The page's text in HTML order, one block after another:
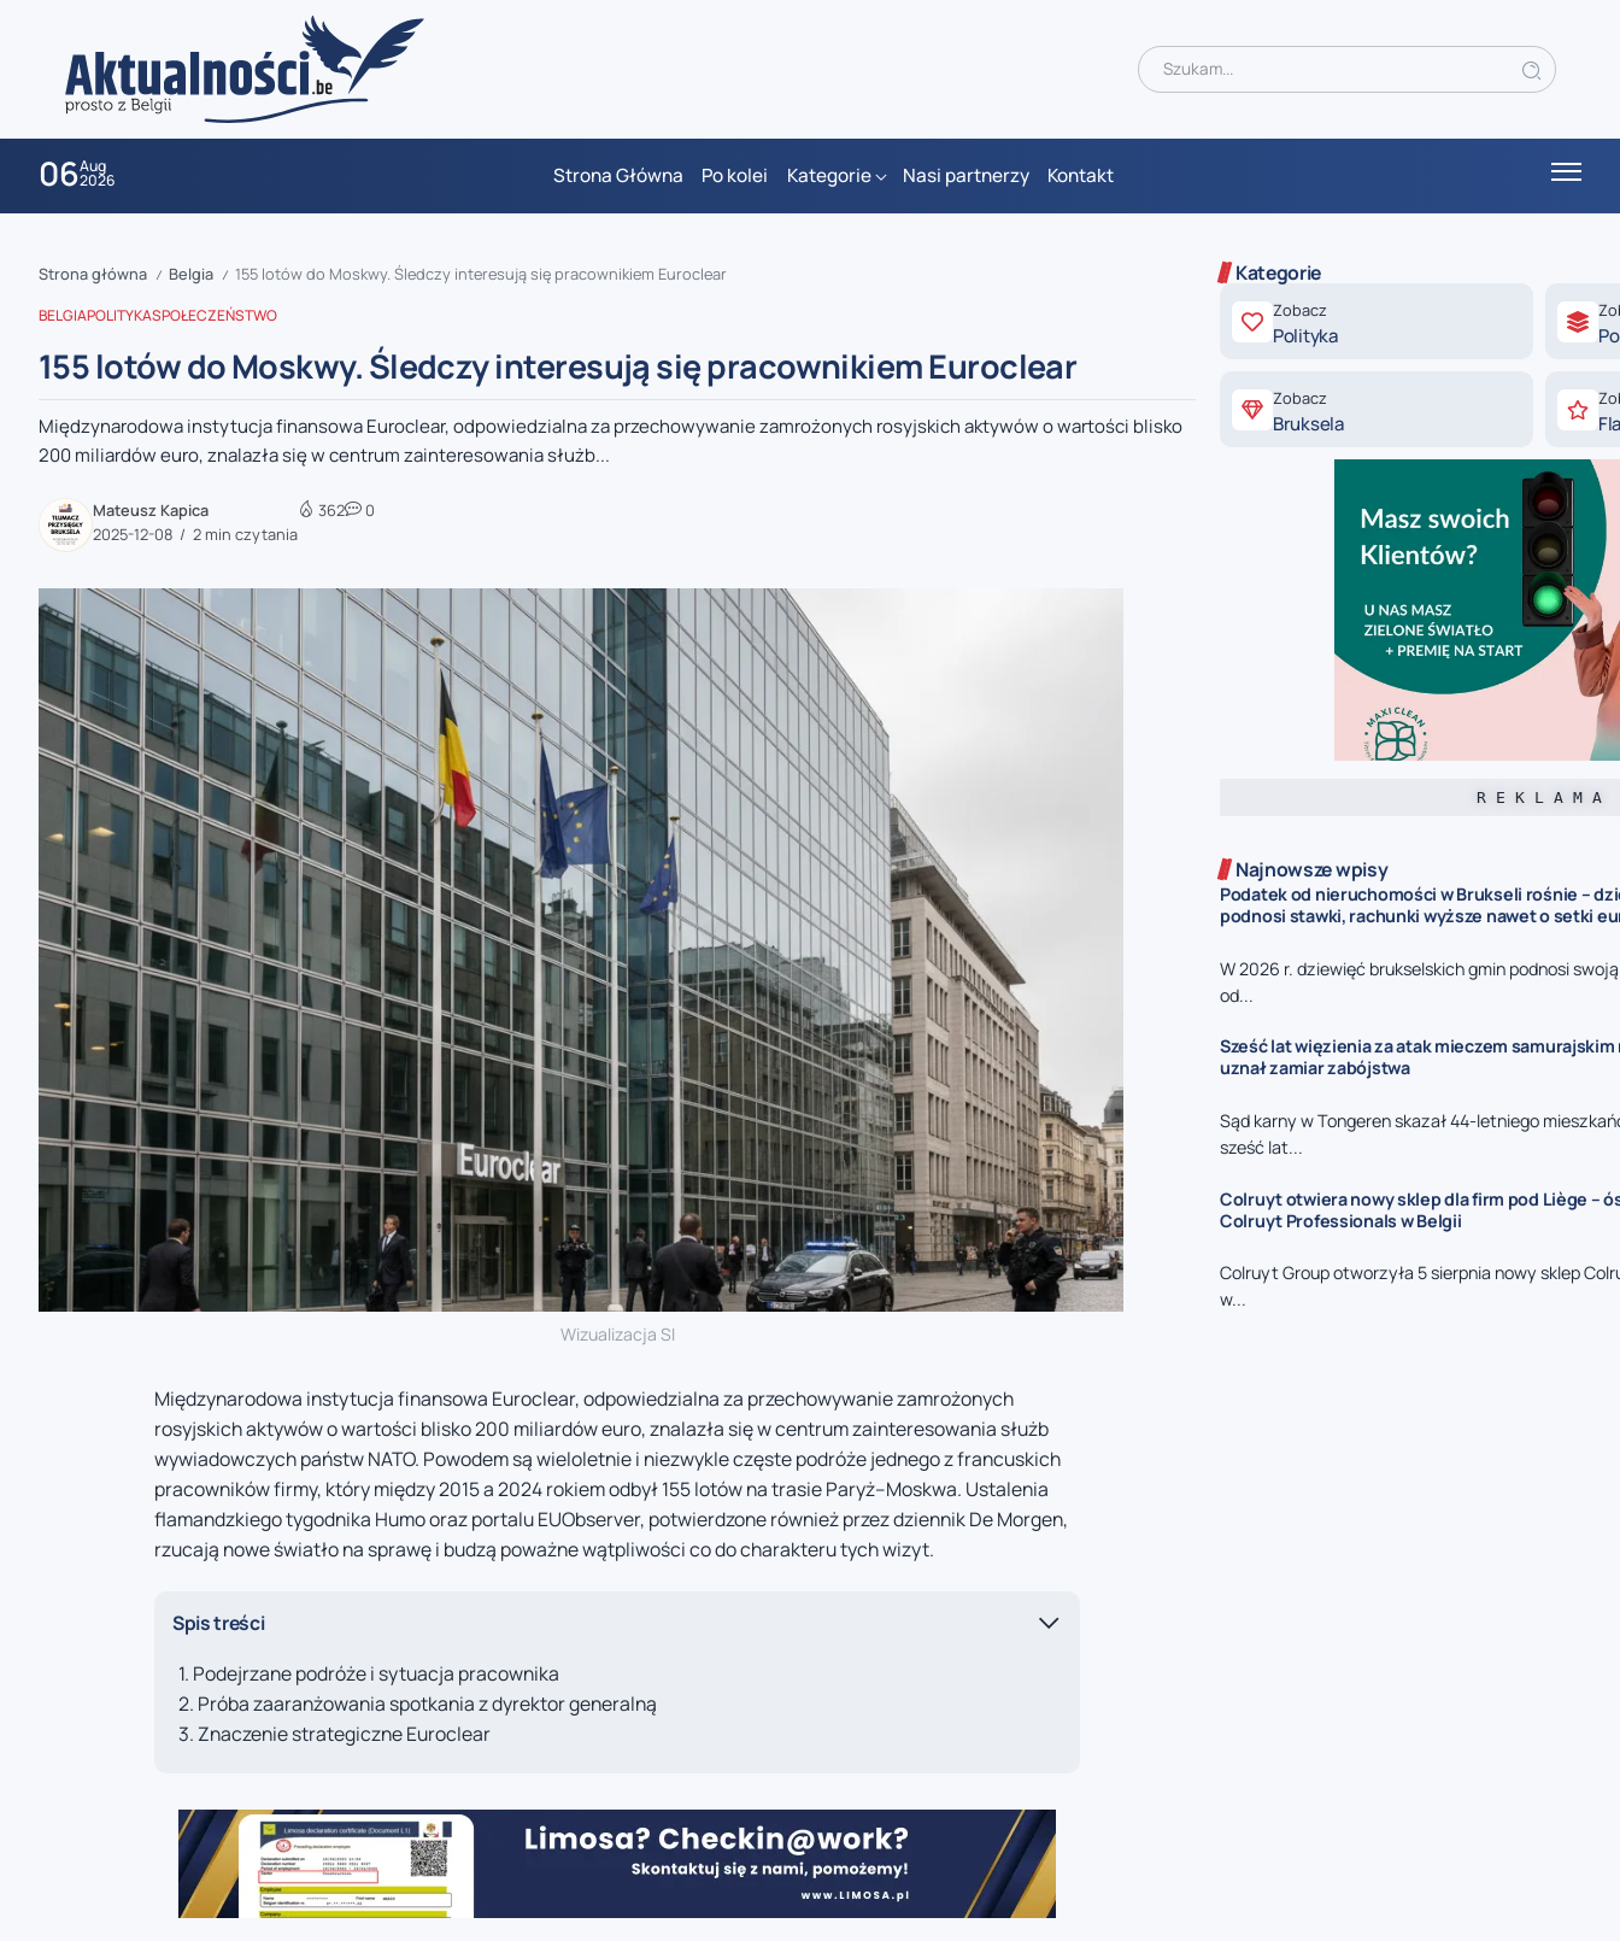
06Aug
2026 Strona Główna Po kolei Kategorie Nasi partnerzy Kontakt
zaobserwuj nas
zaobserwuj nas
zaobserwuj nas
zaobserwuj nas
zaobserwuj nas
Strona główna / Belgia / 155 lotów do Moskwy. Śledczy interesują się pracownikiem Euroclear
BELGIAPOLITYKASPOŁECZEŃSTWO
155 lotów do Moskwy. Śledczy interesują się pracownikiem Euroclear
Międzynarodowa instytucja finansowa Euroclear, odpowiedzialna za przechowywanie zamrożonych rosyjskich aktywów o wartości blisko
200 miliardów euro, znalazła się w centrum zainteresowania służb...
Mateusz Kapica
2025-12-08
2 min czytania
362 0
Wizualizacja SI
Międzynarodowa instytucja finansowa Euroclear, odpowiedzialna za przechowywanie zamrożonych
rosyjskich aktywów o wartości blisko 200 miliardów euro, znalazła się w centrum zainteresowania służb
wywiadowczych państw NATO. Powodem są wieloletnie i niezwykle częste podróże jednego z francuskich
pracowników firmy, który między 2015 a 2024 rokiem odbył 155 lotów na trasie Paryż–Moskwa. Ustalenia
flamandzkiego tygodnika Humo oraz portalu EUObserver, potwierdzone również przez dziennik De Morgen,
rzucają nowe światło na sprawę i budzą poważne wątpliwości co do charakteru tych wizyt.
Spis treści
Podejrzane podróże i sytuacja pracownika
Próba zaaranżowania spotkania z dyrektor generalną
Znaczenie strategiczne Euroclear
Kategorie
Zobacz
Polityka
Zobacz
Bruksela
R E K L A M A
Najnowsze wpisy
Podatek od nieruchomości w Brukseli rośnie –
podnosi stawki, rachunki wyższe nawet o setki
W 2026 r. dziewięć brukselskich gmin podnosi
od...
Sześć lat więzienia za atak mieczem samurajskim
uznał zamiar zabójstwa
Sąd karny w Tongeren skazał 44-letniego
sześć lat...
Colruyt otwiera nowy sklep dla firm pod Liège –
Colruyt Professionals w Belgii
Colruyt Group otworzyła 5 sierpnia nowy sklep
w...